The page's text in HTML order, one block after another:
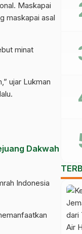
Maskapai
maskapai asal
minat
ujar Lukman
Dakwah
Indonesia